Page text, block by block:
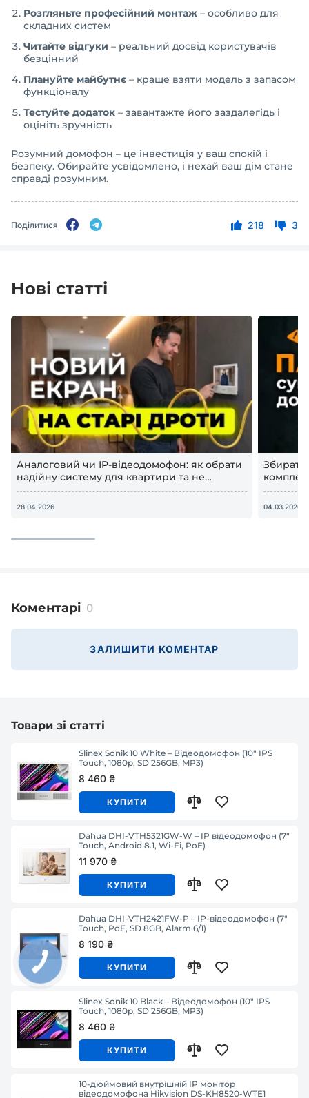
Розгляньте професійний монтаж – особливо для
складних систем
Читайте відгуки – реальний досвід користувачів
безцінний
Плануйте майбутнє – краще взяти модель з запасом
функціоналу
Тестуйте додаток – завантажте його заздалегідь і
оцініть зручність
Розумний домофон – це інвестиція у ваш спокій і
безпеку. Обирайте усвідомлено, і нехай ваш дім стане
справді розумним.
Поділитися 218 3
Нові статті
Аналоговий чи IP-відеодомофон: як обрати
надійну систему для квартири та не
переплатити у 2026 році
28.04.2026 04.03.2026
Коментарі 0
ЗАЛИШИТИ КОМЕНТАР
Товари зі статті
Slinex Sonik 10 White – Відеодомофон (10" IPS
Touch, 1080p, SD 256GB, MP3)
8 460 ₴
КУПИТИ
Dahua DHI-VTH5321GW-W – IP відеодомофон (7"
Touch, Android 8.1, Wi-Fi, PoE)
11 970 ₴
КУПИТИ
Dahua DHI-VTH2421FW-P – IP-відеодомофон (7"
Touch, PoE, SD 8GB, Alarm 6/1)
8 190 ₴
КУПИТИ
Slinex Sonik 10 Black – Відеодомофон (10" IPS
Touch, 1080p, SD 256GB, MP3)
8 460 ₴
КУПИТИ
10-дюймовий внутрішній IP монітор
відеодомофона Hikvision DS-KH8520-WTE1